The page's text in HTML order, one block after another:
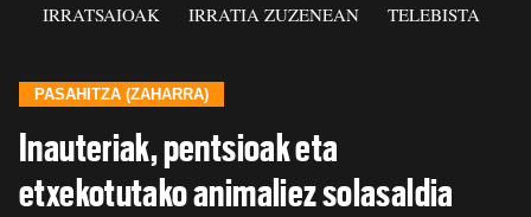
IRRATSAIOAK IRRATIA ZUZENEAN TELEBISTA
PASAHITZA (ZAHARRA)
Inauteriak, pentsioak eta
etxekotutako animaliez solasaldia